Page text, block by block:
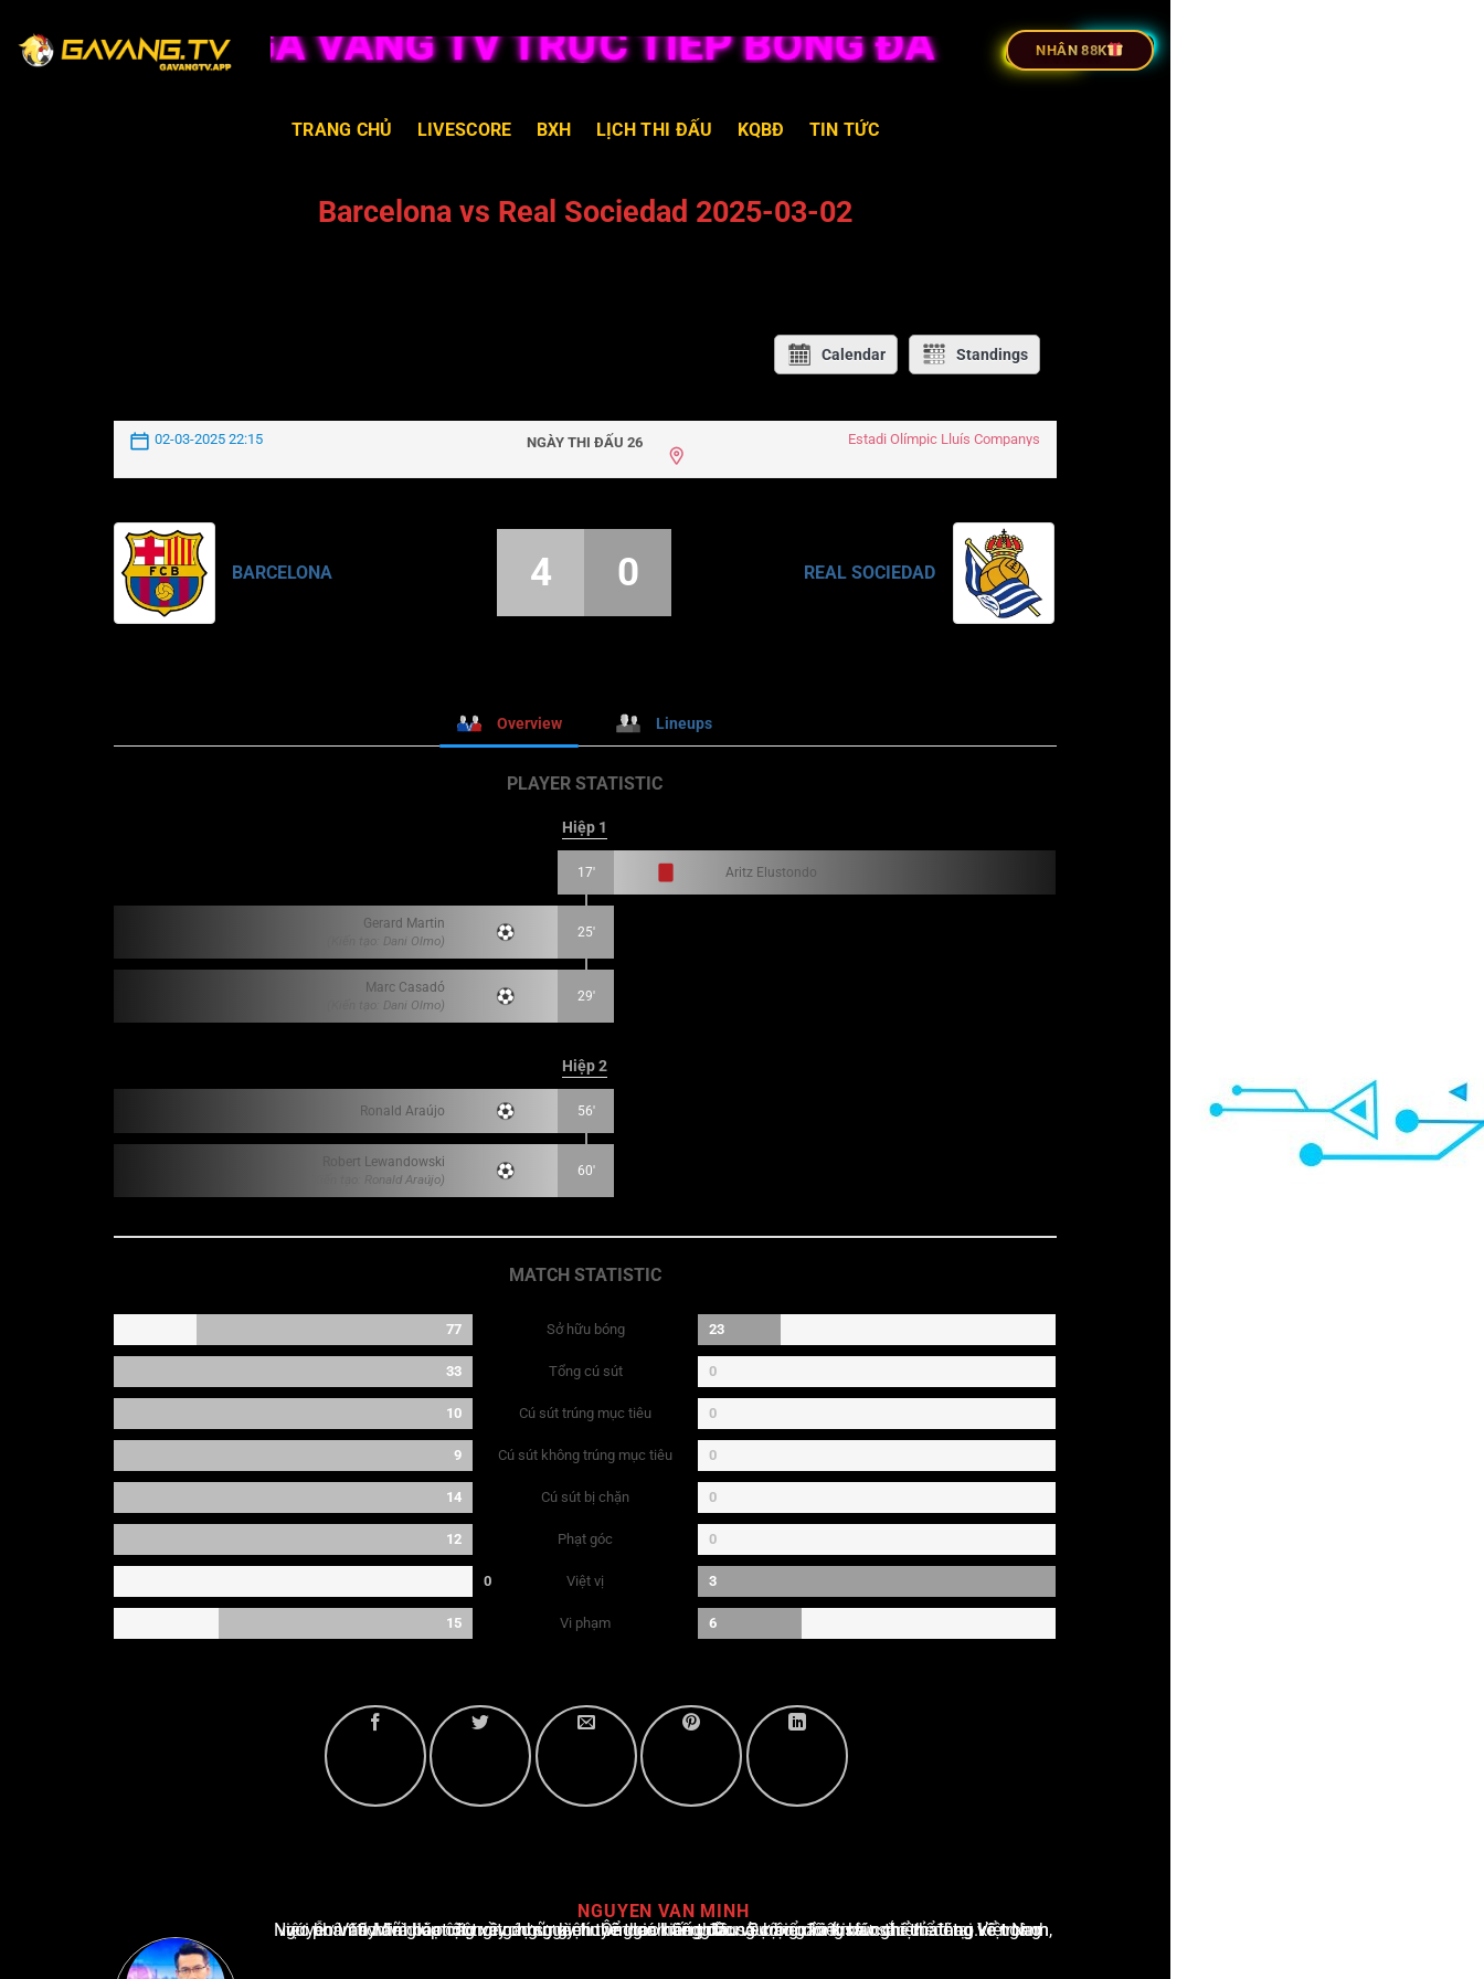
GÀ VÀNG TV TRỰC TIẾP BÓNG ĐÁ NHÂN 88K
TRANG CHỦ LIVESCORE BXH LỊCH THI ĐẤU KQBĐ TIN TỨC
Barcelona vs Real Sociedad 2025-03-02
Calendar Standings
02-03-2025 22:15 NGÀY THI ĐẤU 26 Estadi Olímpic Lluís Companys
BARCELONA REAL SOCIEDAD
4 0
Overview Lineups
PLAYER STATISTIC
Hiệp 1
17' Aritz Elustondo
Gerard Martin
(Kiến tạo: Dani Olmo)
25'
Marc Casadó
(Kiến tạo: Dani Olmo)
29'
Hiệp 2
Ronald Araújo 56'
Robert Lewandowski
(Kiến tạo: Ronald Araújo)
60'
MATCH STATISTIC
77 Sở hữu bóng 23
33 Tổng cú sút 0
10 Cú sút trúng mục tiêu 0
9 Cú sút không trúng mục tiêu 0
14 Cú sút bị chặn 0
12 Phạt góc 0
0 Việt vị 3
15 Vi phạm 6
NGUYEN VAN MINH
Nguyễn Văn Minh là một trong những chuyên gia hàng đầu về báo cáo tin tức thể thao tại Việt Nam, với hơn 10 năm hoạt động trong ngành. Ông có kiến thức sâu rộng và kinh nghiệm đáng kể trong việc phân tích và báo cáo về các sự kiện thể thao hàng đầu. Sự hiểu biết sâu sắc của ông về ngành này đã giúp ông xây dựng uy tín và danh tiếng trong cộng đồng báo chí thể thao.